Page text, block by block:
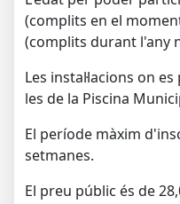
(complits en el
(complits durant l'any
Les instal·lacions on
les de la Piscina
El període màxim
setmanes.
El preu públic és de